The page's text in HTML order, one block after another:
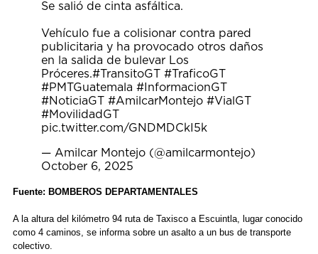
Se salió de cinta asfáltica.
Vehículo fue a colisionar contra pared
publicitaria y ha provocado otros daños
en la salida de bulevar Los
Próceres.#TransitoGT #TraficoGT
#PMTGuatemala #InformacionGT
#NoticiaGT #AmilcarMontejo #VialGT
#MovilidadGT
pic.twitter.com/GNDMDCkI5k
— Amilcar Montejo (@amilcarmontejo)
October 6, 2025
Fuente: BOMBEROS DEPARTAMENTALES
A la altura del kilómetro 94 ruta de Taxisco a Escuintla, lugar conocido
como 4 caminos, se informa sobre un asalto a un bus de transporte
colectivo.